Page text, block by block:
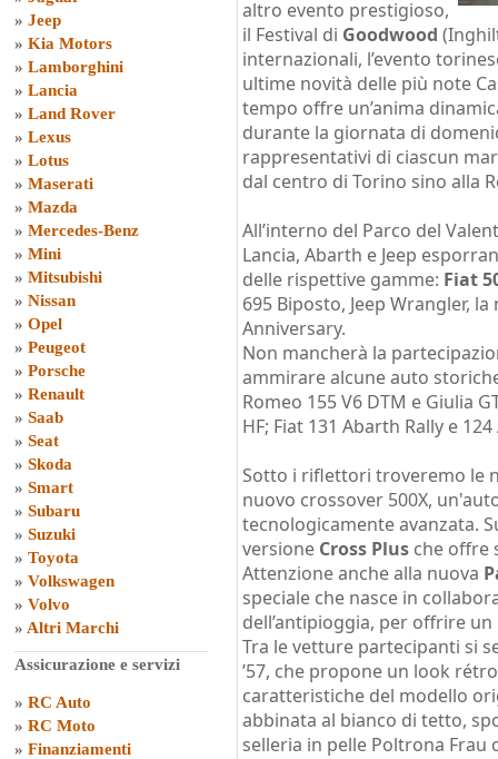
» Jeep
» Kia Motors
» Lamborghini
» Lancia
» Land Rover
» Lexus
» Lotus
» Maserati
» Mazda
» Mercedes-Benz
» Mini
» Mitsubishi
» Nissan
» Opel
» Peugeot
» Porsche
» Renault
» Saab
» Seat
» Skoda
» Smart
» Subaru
» Suzuki
» Toyota
» Volkswagen
» Volvo
» Altri Marchi
Assicurazione e servizi
» RC Auto
» RC Moto
» Finanziamenti
altro evento prestigioso,
il Festival di Goodwood
internazionali, l’evento
ultime novità delle più note
tempo offre un’anima
durante la giornata di
rappresentativi di ciascun
dal centro di Torino sino alla
All’interno del Parco del
Lancia, Abarth e Jeep
delle rispettive gamme: Fiat
695 Biposto, Jeep Wrangler,
Anniversary.
Non mancherà la
ammirare alcune auto
Romeo 155 V6 DTM e Giulia
HF; Fiat 131 Abarth Rally e
Sotto i riflettori troveremo le
nuovo crossover 500X,
tecnologicamente avanzata.
versione Cross Plus che offre
Attenzione anche alla nuova
speciale che nasce in
dell’antipioggia, per offrire
Tra le vetture partecipanti si
’57, che propone un look
caratteristiche del modello
abbinata al bianco di tetto,
selleria in pelle Poltrona Frau